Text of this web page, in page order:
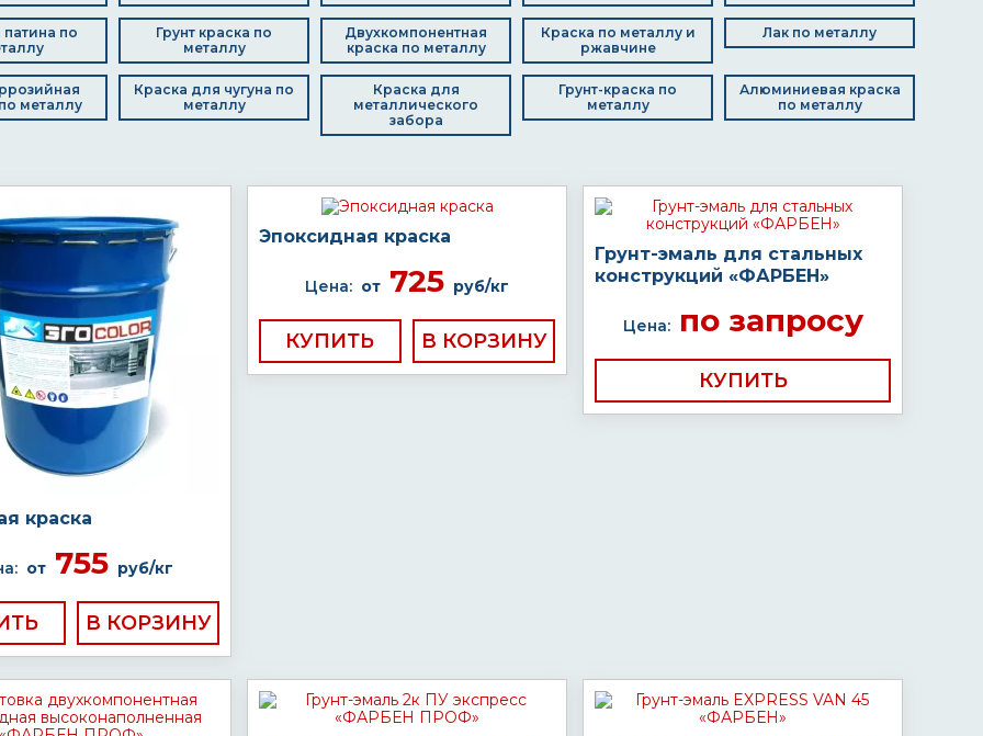
патина по
Грунт краска по
металлу
Двухкомпонентная
краска по металлу
Краска по металлу и
ржавчине
Лак по металлу
металлу
Краска для чугуна по
металлу
Краска для
металлического
забора
Грунт-краска по
металлу
Алюминиевая краска
по металлу
краска
от755 руб/кг
Эпоксидная краска
Цена: от 725 руб/кг
КУПИТЬ
Грунт-эмаль для стальных
конструкций «ФАРБЕН»
Цена:по запросу
КУПИТЬ